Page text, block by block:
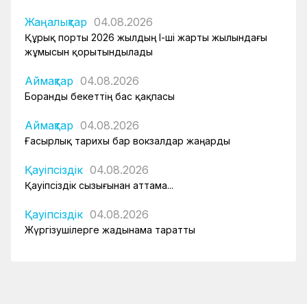
Жаңалықтар 04.08.2026
Құрық порты 2026 жылдың І-ші жарты жылындағы
жұмысын қорытындылады
Аймақтар 04.08.2026
Боранды бекеттің бас қақпасы
Аймақтар 04.08.2026
Ғасырлық тарихы бар вокзалдар жаңарды
Қауіпсіздік 04.08.2026
Қауіпсіздік сызығынан аттама...
Қауіпсіздік 04.08.2026
Жүргізушілерге жадынама таратты